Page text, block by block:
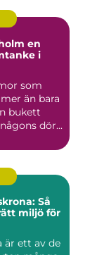
en
i
som
än bara
bukett
dör...
Så
miljö för
är ett av de